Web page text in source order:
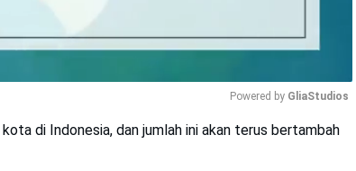
Powered by GliaStudios
di Indonesia, dan jumlah ini akan terus bertambah